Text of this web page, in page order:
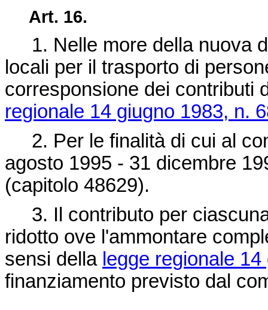
Art. 16.
1. Nelle more della nuova
locali per il trasporto di
corresponsione dei contributi
regionale 14 giugno 1983, n.
2. Per le finalità di cui al
agosto 1995 - 31 dicembre
(capitolo 48629).
3. Il contributo per
ridotto ove l'ammontare
sensi della legge regionale
finanziamento previsto dal